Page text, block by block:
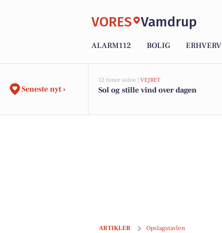
VORES Vamdrup
ALARM112 BOLIG ERHVERV
Seneste nyt ›
12 timer siden | VEJRET
Sol og stille vind over dagen
ARTIKLER Opslagstavlen
Nyt fra Bauers Køreskole